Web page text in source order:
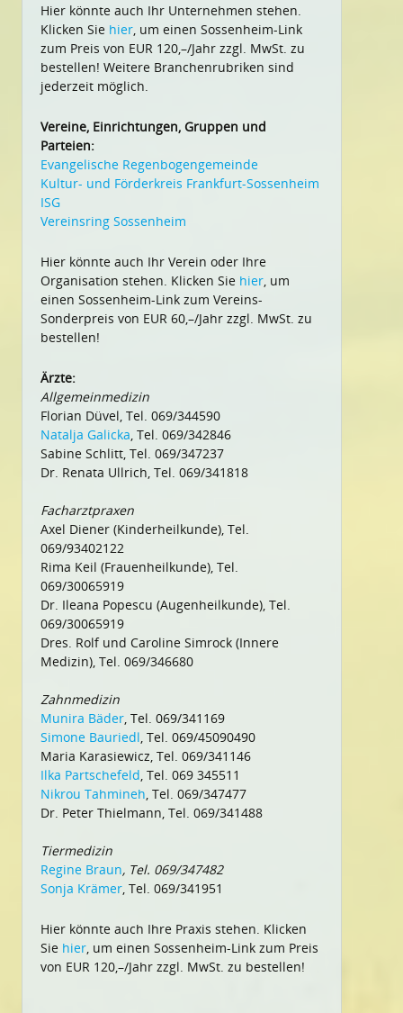
Hier könnte auch Ihr Unternehmen stehen.
Klicken Sie hier , um einen Sossenheim-Link
zum Preis von EUR 120,–/Jahr zzgl. MwSt. zu
bestellen! Weitere Branchenrubriken sind
jederzeit möglich.
Vereine, Einrichtungen, Gruppen und
Parteien:
Evangelische Regenbogengemeinde
Kultur- und Förderkreis Frankfurt-Sossenheim
ISG
Vereinsring Sossenheim
Hier könnte auch Ihr Verein oder Ihre
Organisation stehen. Klicken Sie hier , um
einen Sossenheim-Link zum Vereins-
Sonderpreis von EUR 60,–/Jahr zzgl. MwSt. zu
bestellen!
Ärzte:
Allgemeinmedizin
Florian Düvel, Tel. 069/344590
Natalja Galicka , Tel. 069/342846
Sabine Schlitt, Tel. 069/347237
Dr. Renata Ullrich, Tel. 069/341818
Facharztpraxen
Axel Diener (Kinderheilkunde), Tel.
069/93402122
Rima Keil (Frauenheilkunde), Tel.
069/30065919
Dr. Ileana Popescu (Augenheilkunde), Tel.
069/30065919
Dres. Rolf und Caroline Simrock (Innere
Medizin), Tel. 069/346680
Zahnmedizin
Munira Bäder , Tel. 069/341169
Simone Bauriedl , Tel. 069/45090490
Maria Karasiewicz, Tel. 069/341146
Ilka Partschefeld , Tel. 069 345511
Nikrou Tahmineh , Tel. 069/347477
Dr. Peter Thielmann, Tel. 069/341488
Tiermedizin
Regine Braun, Tel. 069/347482
Sonja Krämer , Tel. 069/341951
Hier könnte auch Ihre Praxis stehen. Klicken
Sie hier , um einen Sossenheim-Link zum Preis
von EUR 120,–/Jahr zzgl. MwSt. zu bestellen!